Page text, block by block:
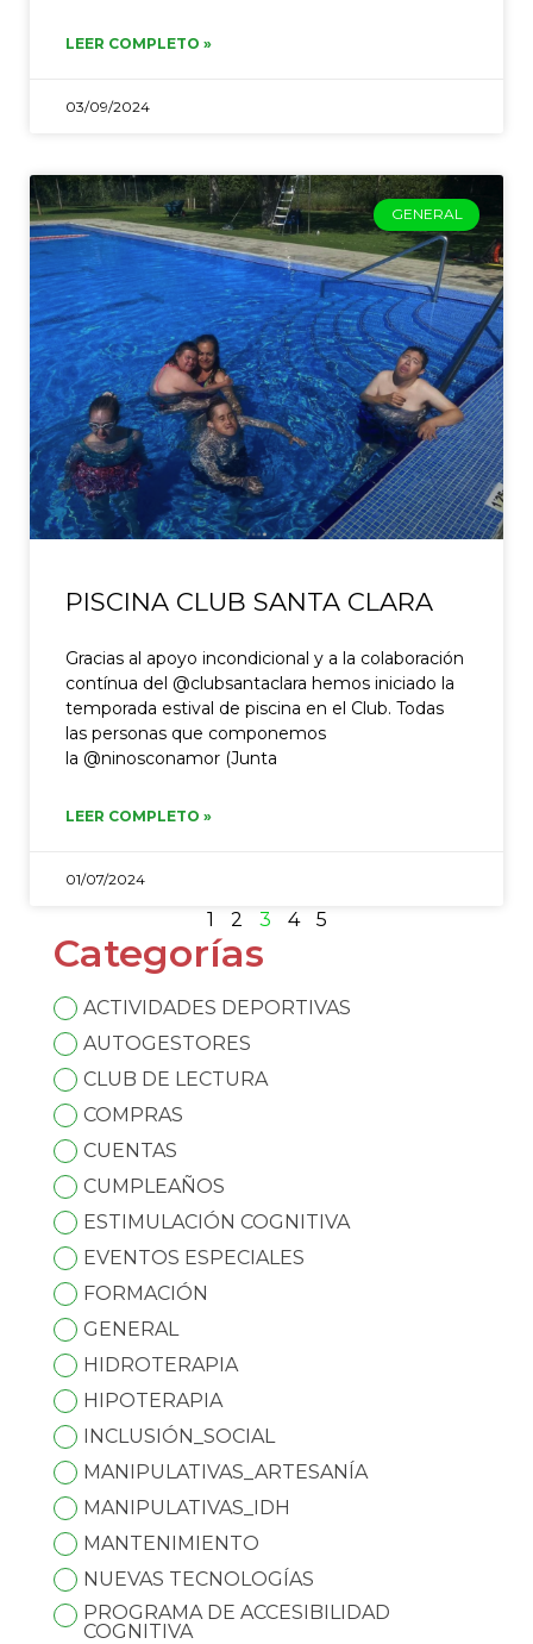
LEER COMPLETO »
03/09/2024
GENERAL
PISCINA CLUB SANTA CLARA
Gracias al apoyo incondicional y a la colaboración
contínua del @clubsantaclara hemos iniciado la
temporada estival de piscina en el Club. Todas
las personas que componemos
la @ninosconamor (Junta
LEER COMPLETO »
01/07/2024
1 2 3 4 5
Categorías
ACTIVIDADES DEPORTIVAS
AUTOGESTORES
CLUB DE LECTURA
COMPRAS
CUENTAS
CUMPLEAÑOS
ESTIMULACIÓN COGNITIVA
EVENTOS ESPECIALES
FORMACIÓN
GENERAL
HIDROTERAPIA
HIPOTERAPIA
INCLUSIÓN_SOCIAL
MANIPULATIVAS_ARTESANÍA
MANIPULATIVAS_IDH
MANTENIMIENTO
NUEVAS TECNOLOGÍAS
PROGRAMA DE ACCESIBILIDAD
COGNITIVA